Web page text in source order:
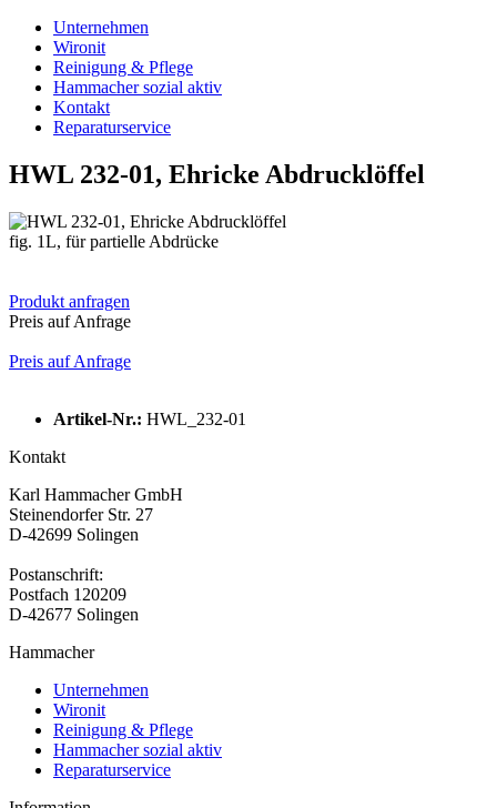
Unternehmen
Wironit
Reinigung & Pflege
Hammacher sozial aktiv
Kontakt
Reparaturservice
HWL 232-01, Ehricke Abdrucklöffel
fig. 1L, für partielle Abdrücke
Produkt anfragen
Preis auf Anfrage
Preis auf Anfrage
Artikel-Nr.: HWL_232-01
Kontakt
Karl Hammacher GmbH
Steinendorfer Str. 27
D-42699 Solingen
Postanschrift:
Postfach 120209
D-42677 Solingen
Hammacher
Unternehmen
Wironit
Reinigung & Pflege
Hammacher sozial aktiv
Reparaturservice